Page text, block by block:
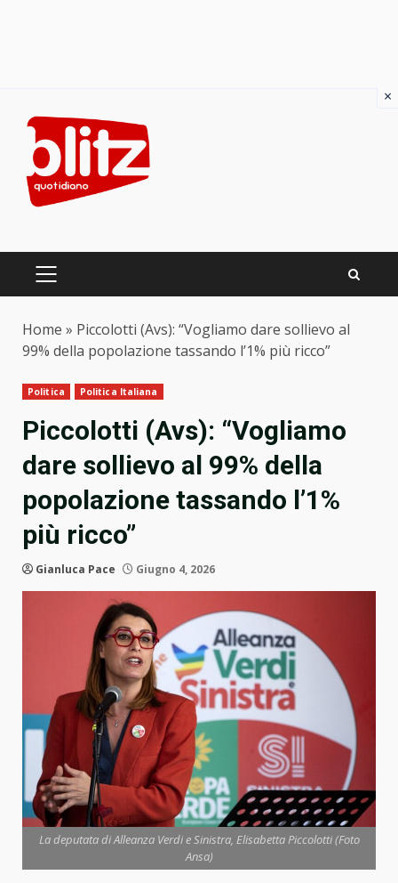
content
PRIMARY
Home » Piccolotti (Avs): “Vogliamo dare sollievo al
99% della popolazione tassando l’1% più ricco”
Politica Politica Italiana
Piccolotti (Avs): “Vogliamo
dare sollievo al 99% della
popolazione tassando l’1%
più ricco”
Gianluca Pace Giugno 4, 2026
La deputata di Alleanza Verdi e Sinistra, Elisabetta Piccolotti (Foto
Ansa)
×